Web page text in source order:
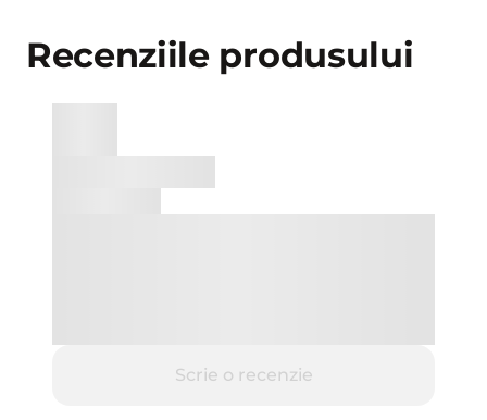
Recenziile produsului
Scrie o recenzie